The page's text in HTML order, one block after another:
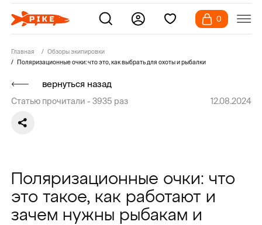
0
Главная
Обзоры экипировки
Поляризационные очки: что это, как выбрать для охоты и рыбалки
вернуться назад
Статью прочитали - 3935 раз 12.08.2024
Поляризационные очки: что
это такое, как работают и
зачем нужны рыбакам и